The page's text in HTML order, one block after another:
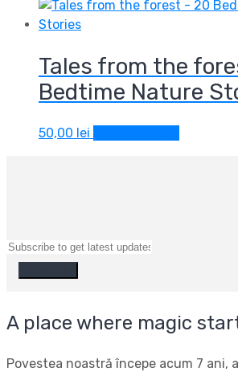
Tales from the
Bedtime Nature
50,00 lei
A place where magic
Povestea noastră începe acum 7 ani,